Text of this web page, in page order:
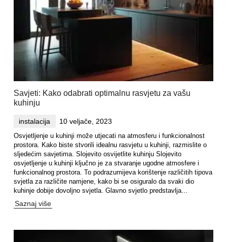
Savjeti: Kako odabrati optimalnu rasvjetu za vašu
kuhinju
instalacija 10 veljače, 2023
Osvjetljenje u kuhinji može utjecati na atmosferu i funkcionalnost
prostora. Kako biste stvorili idealnu rasvjetu u kuhinji, razmislite o
sljedećim savjetima. Slojevito osvijetlite kuhinju Slojevito
osvjetljenje u kuhinji ključno je za stvaranje ugodne atmosfere i
funkcionalnog prostora. To podrazumijeva korištenje različitih tipova
svjetla za različite namjene, kako bi se osiguralo da svaki dio
kuhinje dobije dovoljno svjetla. Glavno svjetlo predstavlja...
Saznaj više